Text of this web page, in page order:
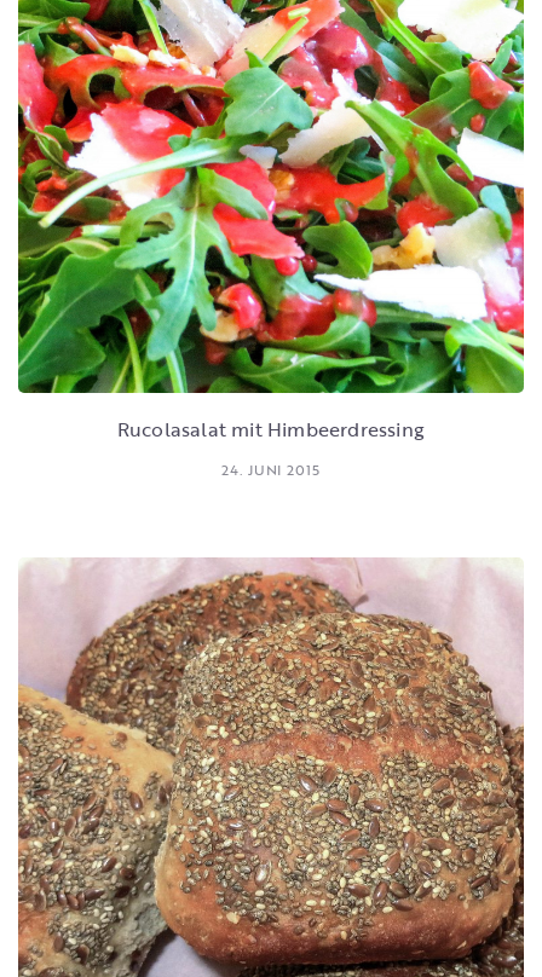
Rucolasalat mit Himbeerdressing
24. JUNI 2015